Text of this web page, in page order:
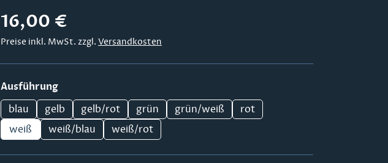
Regulärer Preis:
16,00 €
Preise inkl. MwSt. zzgl. Versandkosten
Ausführungauswählen
blau
gelb gelb/rot grün grün/weiß
rot
weiß
weiß/blau weiß/rot